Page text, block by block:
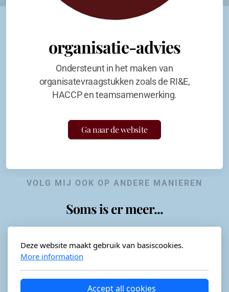
organisatie-advies
Ondersteunt in het maken van
organisatevraagstukken zoals de RI&E,
HACCP en teamsamenwerking.
Ga naar de website
VOLG MIJ OOK OP ANDERE MANIEREN
Soms is er meer...
Horeca-advies
Deze website maakt gebruik van basiscookies.
More information
Accept all cookies